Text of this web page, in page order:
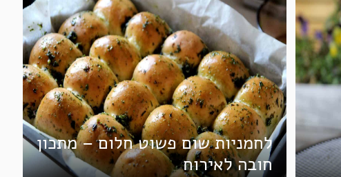
לחמניות שום פשוט חלום – מתכון
חובה לאירוח